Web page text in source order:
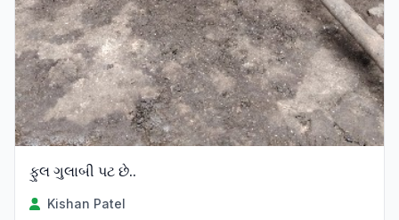
ફુલ ગુલાબી પટ છે..
Kishan Patel